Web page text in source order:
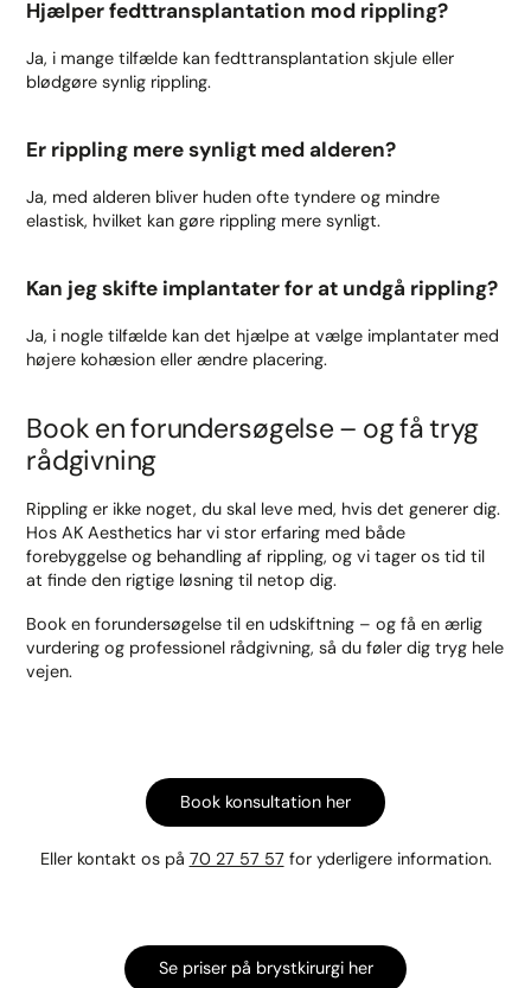
Hjælper fedttransplantation mod rippling?
Ja, i mange tilfælde kan fedttransplantation skjule eller
blødgøre synlig rippling.
Er rippling mere synligt med alderen?
Ja, med alderen bliver huden ofte tyndere og mindre
elastisk, hvilket kan gøre rippling mere synligt.
Kan jeg skifte implantater for at undgå rippling?
Ja, i nogle tilfælde kan det hjælpe at vælge implantater med
højere kohæsion eller ændre placering.
Book en forundersøgelse – og få tryg
rådgivning
Rippling er ikke noget, du skal leve med, hvis det generer dig.
Hos AK Aesthetics har vi stor erfaring med både
forebyggelse og behandling af rippling, og vi tager os tid til
at finde den rigtige løsning til netop dig.
Book en forundersøgelse til en udskiftning – og få en ærlig
vurdering og professionel rådgivning, så du føler dig tryg hele
vejen.
Book konsultation her
Eller kontakt os på 70 27 57 57for yderligere information.
Se priser på brystkirurgi her